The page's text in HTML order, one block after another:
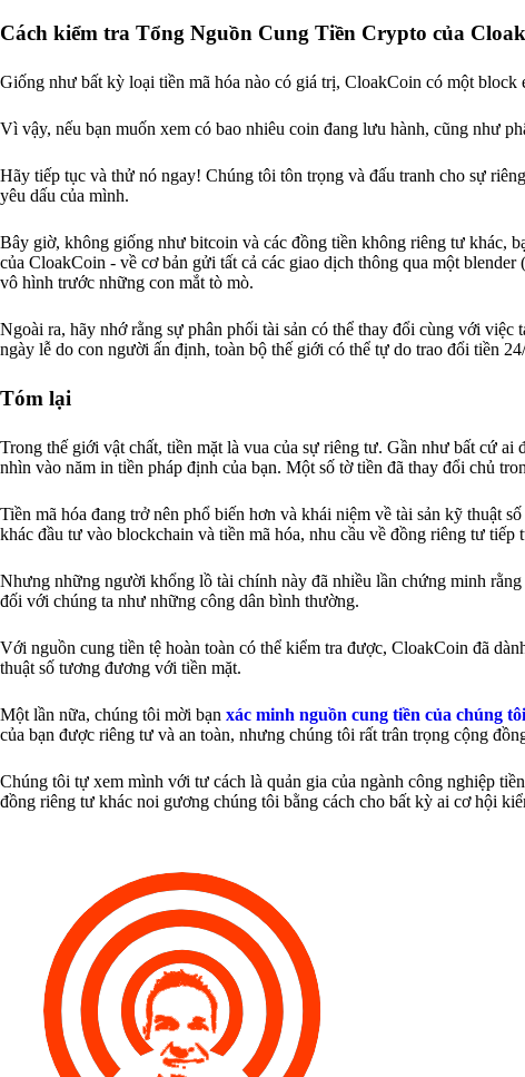
Cách kiểm tra Tổng Nguồn Cung Tiền Crypto của
Giống như bất kỳ loại tiền mã hóa nào có giá trị, CloakCoin có một block
Vì vậy, nếu bạn muốn xem có bao nhiêu coin đang lưu hành, cũng như
Hãy tiếp tục và thử nó ngay! Chúng tôi tôn trọng và đấu tranh cho sự
yêu dấu của mình.
Bây giờ, không giống như bitcoin và các đồng tiền không riêng tư khác,
của CloakCoin - về cơ bản gửi tất cả các giao dịch thông qua một
vô hình trước những con mắt tò mò.
Ngoài ra, hãy nhớ rằng sự phân phối tài sản có thể thay đổi cùng với
ngày lễ do con người ấn định, toàn bộ thế giới có thể tự do trao đổi tiền
Tóm lại
Trong thế giới vật chất, tiền mặt là vua của sự riêng tư. Gần như bất cứ
nhìn vào năm in tiền pháp định của bạn. Một số tờ tiền đã thay đổi chủ
Tiền mã hóa đang trở nên phổ biến hơn và khái niệm về tài sản kỹ thuật
khác đầu tư vào blockchain và tiền mã hóa, nhu cầu về đồng riêng tư tiếp
Nhưng những người khổng lồ tài chính này đã nhiều lần chứng minh
đối với chúng ta như những công dân bình thường.
Với nguồn cung tiền tệ hoàn toàn có thể kiểm tra được, CloakCoin đã
thuật số tương đương với tiền mặt.
Một lần nữa, chúng tôi mời bạn xác minh nguồn cung tiền của chúng tôi
của bạn được riêng tư và an toàn, nhưng chúng tôi rất trân trọng cộng
Chúng tôi tự xem mình với tư cách là quản gia của ngành công nghiệp
đồng riêng tư khác noi gương chúng tôi bằng cách cho bất kỳ ai cơ hội